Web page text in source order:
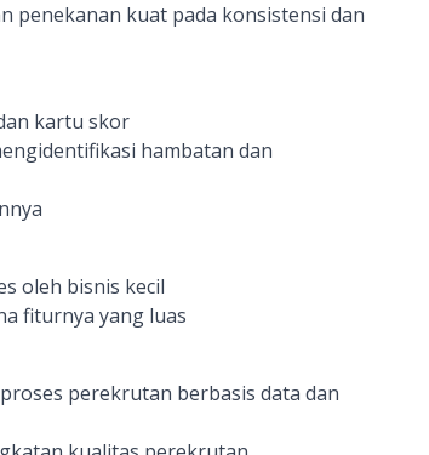
penekanan kuat pada konsistensi dan
kartu skor
hambatan dan
oleh bisnis kecil
fiturnya yang luas
perekrutan berbasis data dan